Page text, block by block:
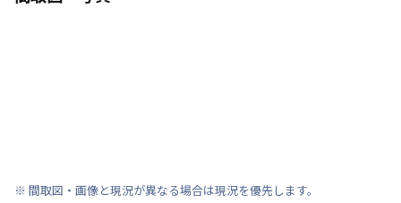
※ 間取図・画像と現況が異なる場合は現況を優先します。